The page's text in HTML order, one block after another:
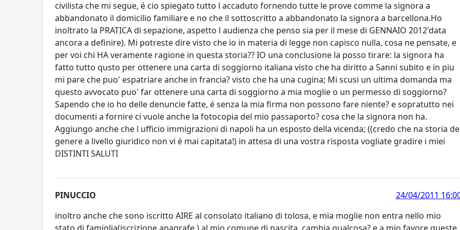
civilista che mi segue, é cio spiegato tutto l accaduto fornendo tutte le prove comme la signora a
abbandonato il domicilio familiare e no che il sottoscritto a abbandonato la signora a barcellona.Ho
inoltrato la PRATICA di sepazione, aspetto l audienza che penso sia per il mese di GENNAIO 2012'data
ancora a definire). Mi potreste dire visto che io in materia di legge non capisco nulla, cosa ne pensate, e
per voi chi HA veramente ragione in questa storia?? IO una conclusione la posso tirare: la signora ha
fatto tutto qusto per ottenere una carta di soggiorno italiana visto che ha diritto a 5anni subito e in piu
mi pare che puo' espatriare anche in francia? visto che ha una cugina; Mi scusi un ultima domanda ma
questo avvocato puo' far ottenere una carta di soggiorno a mia moglie o un permesso di soggiorno?
Sapendo che io ho delle denuncie fatte, é senza la mia firma non possono fare niente? e sopratutto nei
documenti a fornire ci vuole anche la fotocopia del mio passaporto? cosa che la signora non ha.
Aggiungo anche che l ufficio immigrazioni di napoli ha un esposto della vicenda; ((credo che na storia
genere a livello giuridico non vi é mai capitata!) in attesa di una vostra risposta vogliate gradire i miei
DISTINTI SALUTI
PINUCCIO
24/04/2011
inoltro anche che sono iscritto AIRE al consolato italiano di tolosa, e mia moglie non entra nello mio